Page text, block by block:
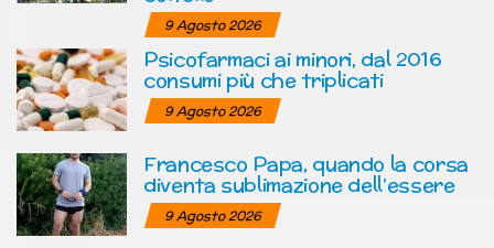
9 Agosto 2026
Psicofarmaci ai minori, dal 2016
consumi più che triplicati
9 Agosto 2026
Francesco Papa, quando la corsa
diventa sublimazione dell’essere
9 Agosto 2026